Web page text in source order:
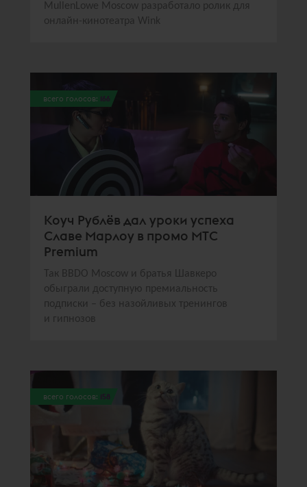
MullenLowe Moscow разработало ролик для
онлайн-кинотеатра Wink
всего голосов: 166
Коуч Рублёв дал уроки успеха
Славе Марлоу в промо МТС
Premium
Так BBDO Moscow и братья Шавкеро
обыграли доступную премиальность
подписки – без назойливых тренингов
и гипнозов
всего голосов: 158